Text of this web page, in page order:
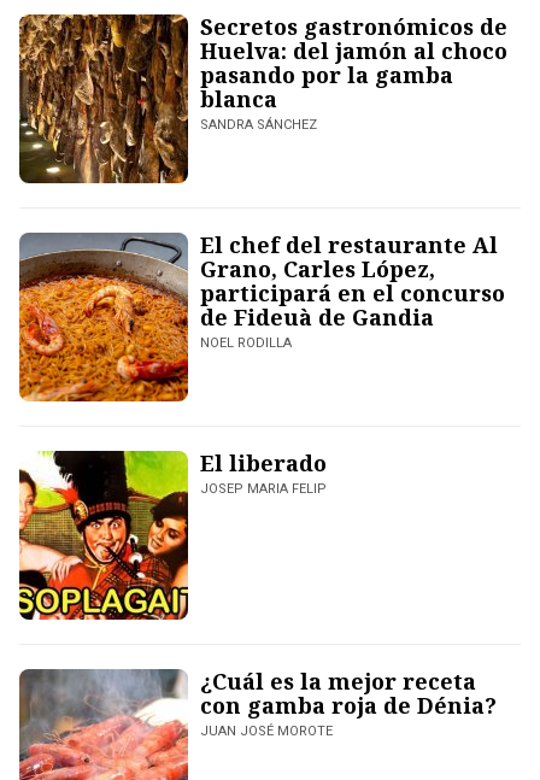
Secretos gastronómicos de
Huelva: del jamón al choco
pasando por la gamba
blanca
SANDRA SÁNCHEZ
El chef del restaurante Al
Grano, Carles López,
participará en el concurso
de Fideuà de Gandia
NOEL RODILLA
El liberado
JOSEP MARIA FELIP
¿Cuál es la mejor receta
con gamba roja de Dénia?
JUAN JOSÉ MOROTE